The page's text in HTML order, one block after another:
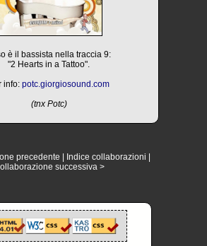
è il bassista nella traccia 9:
"2 Hearts in a Tattoo".
info: potc.giorgiosound.com
(tnx Potc)
precedente Indice collaborazioni
successiva >